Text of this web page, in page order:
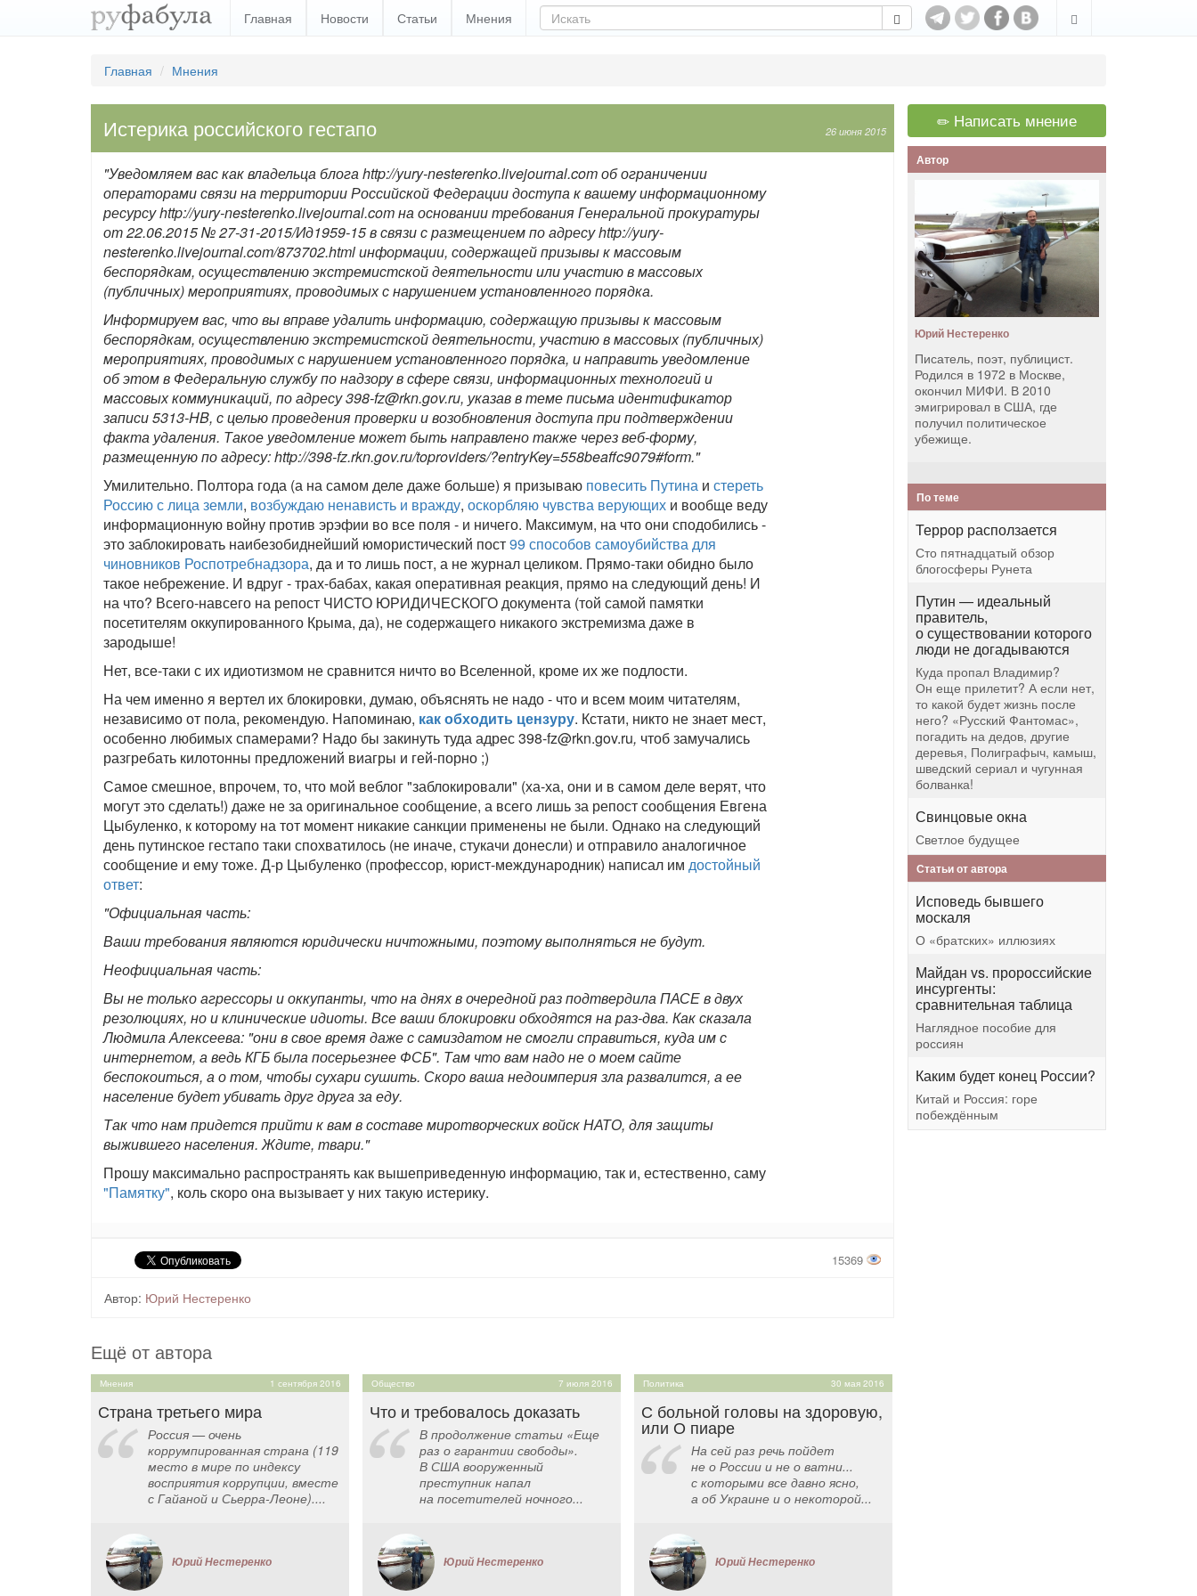
Главная Новости Статьи Мнения
Главная Мнения
26 июня 2015
Истерика российского гестапо
"Уведомляем вас как владельца блога http://yury-nesterenko.livejournal.com об ограничении
операторами связи на территории Российской Федерации доступа к вашему информационному
ресурсу http://yury-nesterenko.livejournal.com на основании требования Генеральной прокуратуры
от 22.06.2015 № 27-31-2015/Ид1959-15 в связи с размещением по адресу http://yury-
nesterenko.livejournal.com/873702.html информации, содержащей призывы к массовым
беспорядкам, осуществлению экстремистской деятельности или участию в массовых
(публичных) мероприятиях, проводимых с нарушением установленного порядка.
Информируем вас, что вы вправе удалить информацию, содержащую призывы к массовым
беспорядкам, осуществлению экстремистской деятельности, участию в массовых (публичных)
мероприятиях, проводимых с нарушением установленного порядка, и направить уведомление
об этом в Федеральную службу по надзору в сфере связи, информационных технологий и
массовых коммуникаций, по адресу398-fz@rkn.gov.ru, указав в теме письма идентификатор
записи 5313-HB, с целью проведения проверки и возобновления доступа при подтверждении
факта удаления. Такое уведомление может быть направлено также через веб-форму,
размещенную по адресу: http://398-fz.rkn.gov.ru/toproviders/?entryKey=558beaffc9079#form."
Умилительно. Полтора года (а на самом деле даже больше) я призываю повесить Путина и стереть
Россию с лица земли, возбуждаю ненависть и вражду, оскорбляю чувства верующих и вообще веду
информационную войну против эрэфии во все поля - и ничего. Максимум, на что они сподобились -
это заблокировать наибезобиднейший юмористический пост99 способов самоубийства для
чиновников Роспотребнадзора, да и то лишь пост, а не журнал целиком. Прямо-таки обидно было
такое небрежение. И вдруг - трах-бабах, какая оперативная реакция, прямо на следующий день! И
на что? Всего-навсего на репост ЧИСТО ЮРИДИЧЕСКОГО документа (той самой памятки
посетителям оккупированного Крыма, да), не содержащего никакого экстремизма даже в
зародыше!
Нет, все-таки с их идиотизмом не сравнится ничто во Вселенной, кроме их же подлости.
На чем именно я вертел их блокировки, думаю, объяснять не надо - что и всем моим читателям,
независимо от пола, рекомендую. Напоминаю, как обходить цензуру. Кстати, никто не знает мест,
особенно любимых спамерами? Надо бы закинуть туда адрес398-fz@rkn.gov.ru, чтоб замучались
разгребать килотонны предложений виагры и гей-порно ;)
Самое смешное, впрочем, то, что мой веблог "заблокировали" (ха-ха, они и в самом деле верят, что
могут это сделать!) даже не за оригинальное сообщение, а всего лишь за репост сообщения Евгена
Цыбуленко, к которому на тот момент никакие санкции применены не были. Однако на следующий
день путинское гестапо таки спохватилось (не иначе, стукачи донесли) и отправило аналогичное
сообщение и ему тоже. Д-р Цыбуленко (профессор, юрист-международник) написал им достойный
ответ:
"Официальная часть:
Ваши требования являются юридически ничтожными, поэтому выполняться не будут.
Неофициальная часть:
Вы не только агрессоры и оккупанты, что на днях в очередной раз подтвердила ПАСЕ в двух
резолюциях, но и клинические идиоты. Все ваши блокировки обходятся на раз-два. Как сказала
Людмила Алексеева: "они в свое время даже с самиздатом не смогли справиться, куда им с
интернетом, а ведь КГБ была посерьезнее ФСБ". Там что вам надо не о моем сайте
беспокоиться, а о том, чтобы сухари сушить. Скоро ваша недоимперия зла развалится, а ее
население будет убивать друг друга за еду.
Так что нам придется прийти к вам в составе миротворческих войск НАТО, для защиты
выжившего населения. Ждите, твари."
Прошу максимально распространять как вышеприведенную информацию, так и, естественно, саму
"Памятку", коль скоро она вызывает у них такую истерику.
15369
Автор: Юрий Нестеренко
Написать мнение
Автор
Юрий Нестеренко
Писатель, поэт, публицист.
Родился в 1972 в Москве,
окончил МИФИ. В 2010
эмигрировал в США, где
получил политическое
убежище.
По теме
Террор расползается
Сто пятнадцатый обзор
блогосферы Рунета
Путин — идеальный
правитель,
о существовании которого
люди не догадываются
Куда пропал Владимир?
Он еще прилетит? А если нет,
то какой будет жизнь после
него? «Русский Фантомас»,
погадить на дедов, другие
деревья, Полиграфыч, камыш,
шведский сериал и чугунная
болванка!
Свинцовые окна
Светлое будущее
Статьи от автора
Исповедь бывшего
москаля
О «братских» иллюзиях
Майдан vs. пророссийские
инсургенты:
сравнительная таблица
Наглядное пособие для
россиян
Каким будет конец России?
Китай и Россия: горе
побеждённым
Ещё от автора
Мнения 1 сентября 2016
Страна третьего мира
Россия — очень
коррумпированная страна (119
место в мире по индексу
восприятия коррупции, вместе
с Гайаной и Сьерра-Леоне)....
Юрий Нестеренко
Общество 7 июля 2016
Что и требовалось доказать
В продолжение статьи «Еще
раз о гарантии свободы».
В США вооруженный
преступник напал
на посетителей ночного...
Юрий Нестеренко
Политика 30 мая 2016
С больной головы на здоровую,
или О пиаре
На сей раз речь пойдет
не о России и не о ватни...
с которыми все давно ясно,
а об Украине и о некоторой...
Юрий Нестеренко